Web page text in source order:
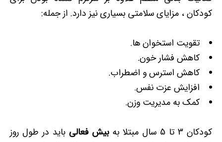
کودکان ، مزایای سلامتی بسیاری نیز دارد. از جمله:
تقویت استخوان ها.
کاهش فشار خون.
کاهش استرس و اضطراب.
افزایش عزت نفس.
کمک به مدیریت وزن.
کودکان 3 تا 5 سال مبتلا به بیش فعالی باید در طول روز